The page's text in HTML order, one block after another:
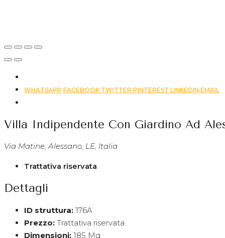
WHATSAPP FACEBOOK TWITTER PINTEREST LINKEDIN EMAIL
Villa Indipendente Con Giardino Ad
Via Matine, Alessano, LE, Italia
Trattativa riservata
Dettagli
ID struttura: 176A
Prezzo: Trattativa riservata
Dimensioni: 185 Mq